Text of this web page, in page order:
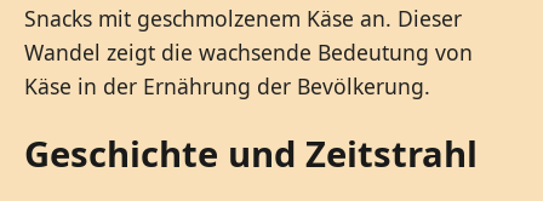
Snacks mit geschmolzenem Käse an. Dieser
Wandel zeigt die wachsende Bedeutung von
Käse in der Ernährung der Bevölkerung.
Geschichte und Zeitstrahl